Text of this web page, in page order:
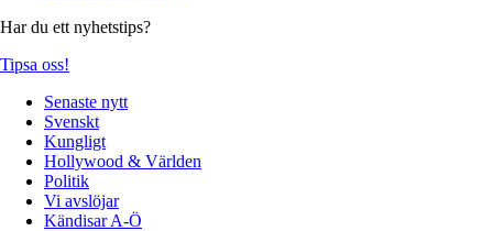
Har du ett nyhetstips?
Tipsa oss!
Senaste nytt
Svenskt
Kungligt
Hollywood & Världen
Politik
Vi avslöjar
Kändisar A-Ö